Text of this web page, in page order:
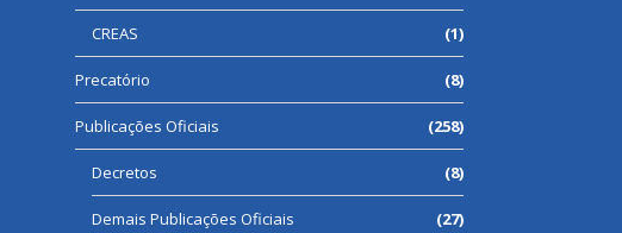
CREAS (1)
Precatório (8)
Publicações Oficiais (258)
Decretos (8)
Demais Publicações Oficiais (27)